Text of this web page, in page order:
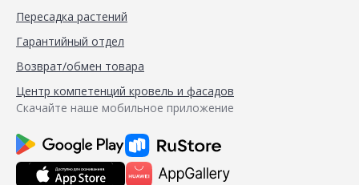
Пересадка растений
Гарантийный отдел
Возврат/обмен товара
Центр компетенций кровель и фасадов
Скачайте наше мобильное приложение